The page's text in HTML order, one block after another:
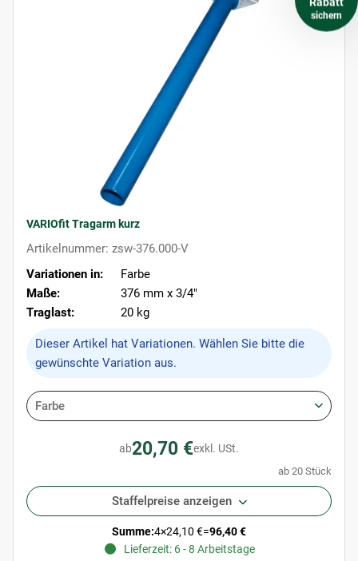
VARIOfit Tragarm kurz
Artikelnummer: zsw-376.000-V
Variationen in:
Farbe
Maße:
376 mm x 3/4"
Traglast:
20 kg
xDieser Artikel hat Variationen. Wählen Sie bitte die
gewünschte Variation aus.
Farbe
ab20,70 €exkl. USt.
ab 20 Stück
Staffelpreise anzeigen
Summe:4×24,10 €=96,40 €
Lieferzeit: 6 - 8 Arbeitstage
sichern